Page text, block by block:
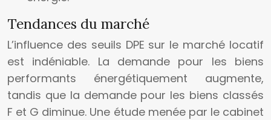
Tendances du marché
L’influence des seuils DPE sur le marché locatif
est indéniable. La demande pour les biens
performants énergétiquement augmente,
tandis que la demande pour les biens classés
F et G diminue. Une étude menée par le cabinet